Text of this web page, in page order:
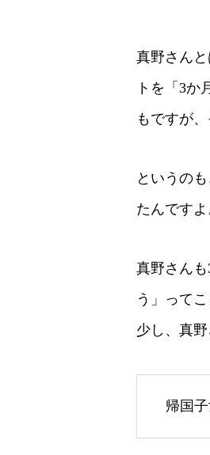
真野さん
トを「3か
もですが
というの
たんですよ
真野さん
う」って
少し、真
帰国